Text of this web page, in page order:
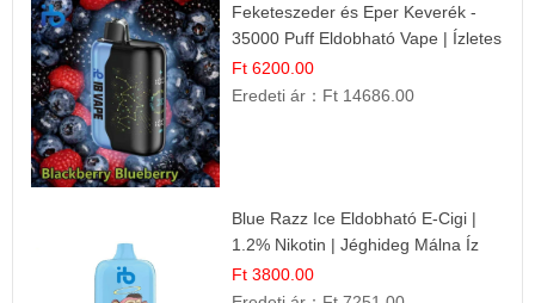
Feketeszeder és Eper Keverék -
35000 Puff Eldobható Vape | Ízletes
Gyümölcsökombináció!
Ft 6200.00
Eredeti ár： Ft 14686.00
Blue Razz Ice Eldobható E-Cigi |
1.2% Nikotin | Jéghideg Málna Íz
Ft 3800.00